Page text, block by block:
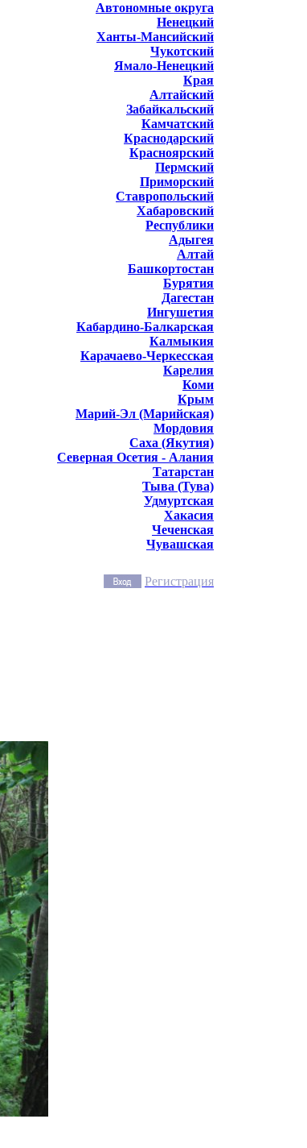
Автономные округа
Ненецкий
Ханты-Мансийский
Чукотский
Ямало-Ненецкий
Края
Алтайский
Забайкальский
Камчатский
Краснодарский
Красноярский
Пермский
Приморский
Ставропольский
Хабаровский
Республики
Адыгея
Алтай
Башкортостан
Бурятия
Дагестан
Ингушетия
Кабардино-Балкарская
Калмыкия
Карачаево-Черкесская
Карелия
Коми
Крым
Марий-Эл (Марийская)
Мордовия
Саха (Якутия)
Северная Осетия - Алания
Татарстан
Тыва (Тува)
Удмуртская
Хакасия
Чеченская
Чувашская
Регистрация